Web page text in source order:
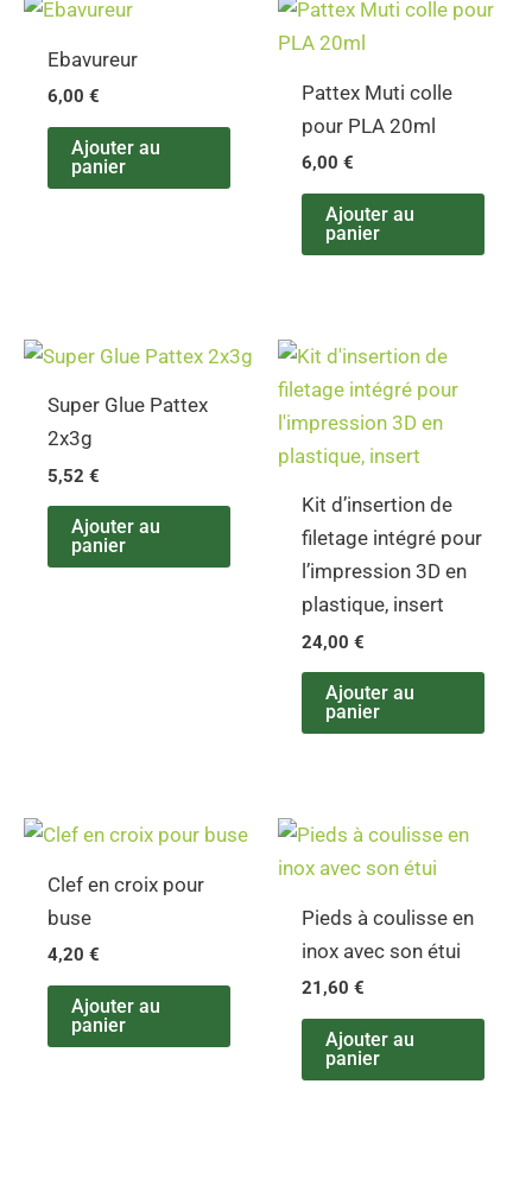
Ebavureur
6,00€
Ajouter au
panier
Pattex Muti colle
pour PLA 20ml
6,00€
Ajouter au
panier
Super Glue Pattex
2x3g
5,52€
Ajouter au
panier
Kit d’insertion de
filetage intégré pour
l’impression 3D en
plastique, insert
24,00€
Ajouter au
panier
Clef en croix pour
buse
4,20€
Ajouter au
panier
Pieds à coulisse en
inox avec son étui
21,60€
Ajouter au
panier